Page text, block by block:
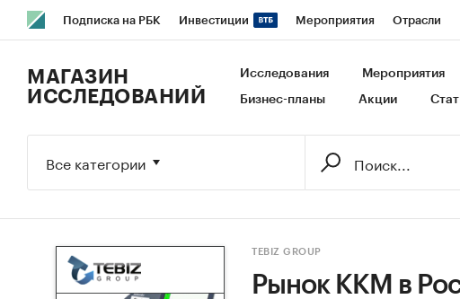
Подписка на РБК Инвестиции Мероприятия Отрасли
Исследования Кредитные рейтинги Франшизы Газета
МАГАЗИН
ИССЛЕДОВАНИЙ
Исследования Мероприятия
Бизнес-планы Акции
Все категории
TEBIZ GROUP
Рынок ККМ в